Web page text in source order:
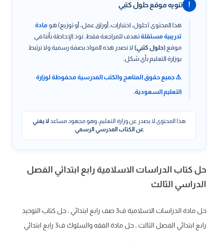
! تنويه موقع حلول كتبي
هذا المحتوى (حلول، اختبارات، أوراق عمل، أو توزيع) هو مادة
تدريبية مستقلةتهدف للمراجعة فقط. نود الإحاطة بأننا في
موقع (حلول كتبي) لا نصدر هذه المواد بصفة رسمية ولا نرتبط
بوزارة التعليم بأي شكل.
⚠️ جميع حقوق المناهج والكتب المدرسية محفوظة لوزارة
التعليم السعودية.
هذا المحتوى لا يصدر عن وزارة التعليم، وهو مجهود مساعدلا يغني
عن الكتاب المدرسي الرسمي.
حل كتاب الدراسات الاسلامية رابع ابتدائي الفصل
الدراسي الثالث
حل مادة الدراسات الاسلامية ف3 صف رابع ابتدائي ، حل كتاب التوحيد
رابع ابتدائي الفصل الثالث ، حل مادة الفقه والسلوك ف3 رابع ابتدائي